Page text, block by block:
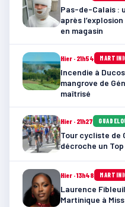
Pas-de-Calais :
après
en magasin
Hier · 21h54
Incendie à
mangrove de
maîtrisé
Hier · 21h27
Tour cycliste de
décroche un Top
Hier · 13h48
Laurence
Martinique à